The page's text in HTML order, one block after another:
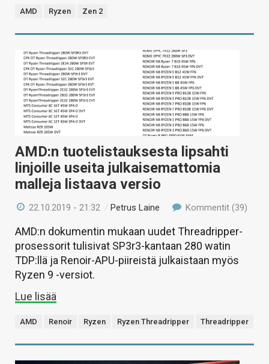
AMD Ryzen Zen 2
AMD:n tuotelistauksesta lipsahti
linjoille useita julkaisemattomia
malleja listaava versio
22.10.2019 - 21:32 /Petrus Laine Kommentit (39)
AMD:n dokumentin mukaan uudet Threadripper-
prosessorit tulisivat SP3r3-kantaan 280 watin
TDP:llä ja Renoir-APU-piireistä julkaistaan myös
Ryzen 9 -versiot.
Lue lisää
AMD Renoir Ryzen Ryzen Threadripper Threadripper